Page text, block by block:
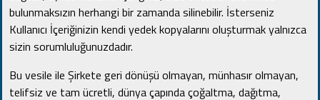
bulunmaksızın herhangi bir zamanda silinebilir. İsterseniz
Kullanıcı İçeriğinizin kendi yedek kopyalarını oluşturmak yalnızca
sizin sorumluluğunuzdadır.
Bu vesile ile Şirkete geri dönüşü olmayan, münhasır olmayan,
telifsiz ve tam ücretli, dünya çapında çoğaltma, dağıtma,